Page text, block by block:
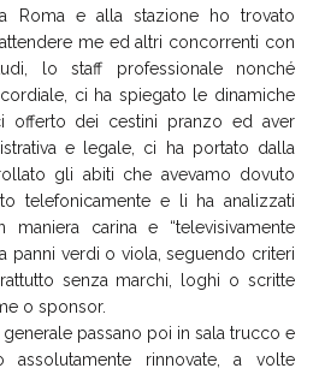
Roma e alla stazione ho trovato
attendere me ed altri concorrenti con
lo staff professionale nonché
ci ha spiegato le dinamiche
offerto dei cestini pranzo ed aver
e legale, ci ha portato dalla
gli abiti che avevamo dovuto
telefonicamente e li ha analizzati
maniera carina e “televisivamente
panni verdi o viola, seguendo criteri
senza marchi, loghi o scritte
o sponsor.
generale passano poi in sala trucco e
rinnovate, a volte